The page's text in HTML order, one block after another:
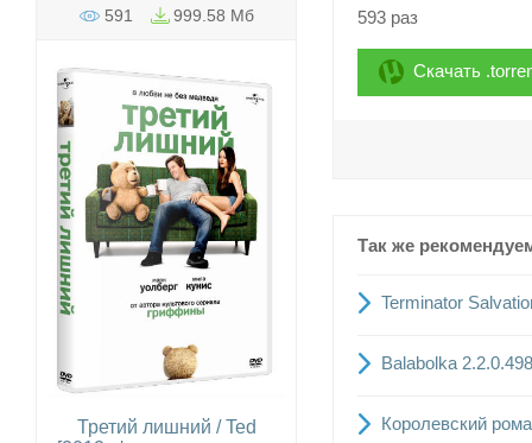
593 раз
Скачать
Так же
Terminator
Balabolka
Королевский
591 999.58 Мб
Третий лишний / Ted